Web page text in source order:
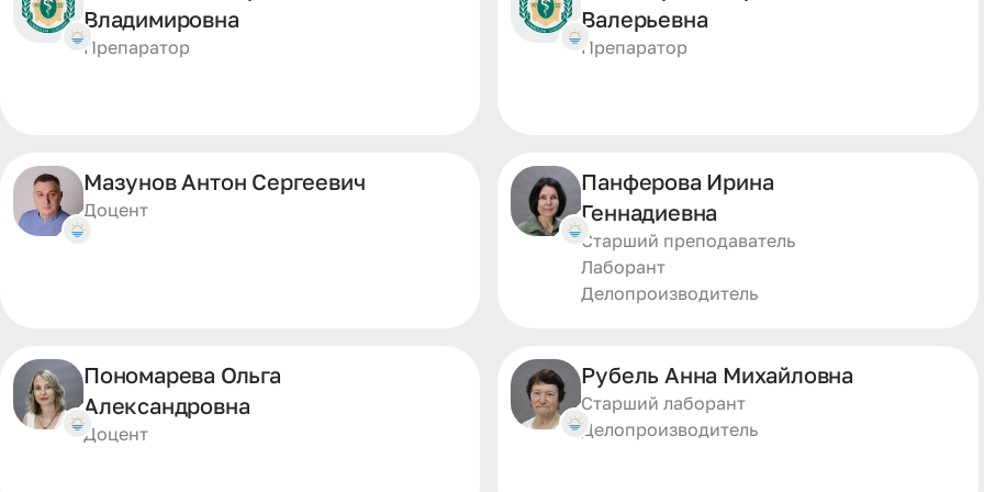
Владимировна
Препаратор
Валерьевна
Препаратор
Мазунов Антон Сергеевич
Доцент
Панферова Ирина
Геннадиевна
Старший преподаватель
Лабоpант
Делопроизводитель
Пономарева Ольга
Александровна
Доцент
Рубель Анна Михайловна
Старший лаборант
Делопроизводитель